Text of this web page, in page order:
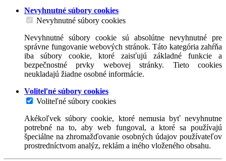
Nevyhnutné súbory cookies
Nevyhnutné súbory cookies
Nevyhnutné súbory cookie sú absolútne nevyhnutné pre
správne fungovanie webových stránok. Táto kategória zahŕňa
iba súbory cookie, ktoré zaisťujú základné funkcie a
bezpečnostné prvky webovej stránky. Tieto cookies
neukladajú žiadne osobné informácie.
Voliteľné súbory cookies
Voliteľné súbory cookies
Akékoľvek súbory cookie, ktoré nemusia byť nevyhnutne
potrebné na to, aby web fungoval, a ktoré sa používajú
špeciálne na zhromažďovanie osobných údajov používateľov
prostredníctvom analýz, reklám a iného vloženého obsahu.